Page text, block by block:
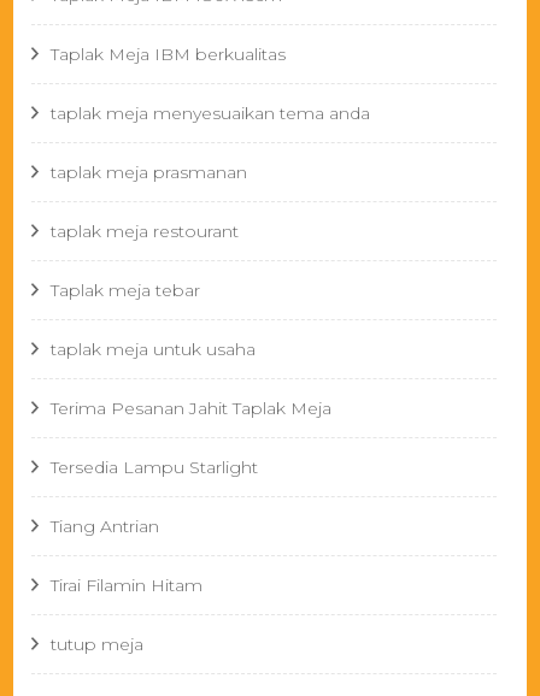
Taplak Meja IBM berkualitas
taplak meja menyesuaikan tema anda
taplak meja prasmanan
taplak meja restourant
Taplak meja tebar
taplak meja untuk usaha
Terima Pesanan Jahit Taplak Meja
Tersedia Lampu Starlight
Tiang Antrian
Tirai Filamin Hitam
tutup meja